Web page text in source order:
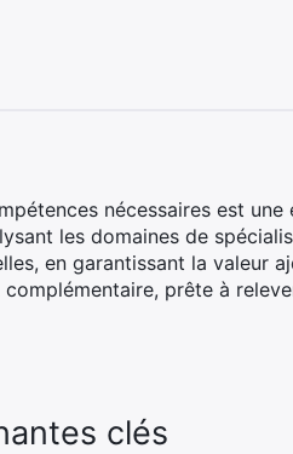
nécessaires est
les domaines de
en garantissant la valeur
prête à
clés